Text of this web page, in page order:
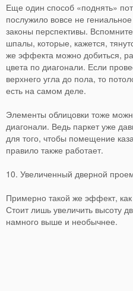
Еще один способ «поднять»
послужило вовсе не
законы перспективы.
шпалы, которые, кажется,
же эффекта можно добиться,
цвета по диагонали. Если
верхнего угла до пола, то
есть на самом деле.
Элементы облицовки тоже
диагонали. Ведь паркет уже
для того, чтобы помещение
правило также работает.
10. Увеличенный дверной
Примерно такой же эффект, как
Стоит лишь увеличить высоту
намного выше и необычнее.